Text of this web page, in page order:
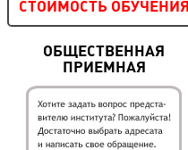
СТОИМОСТЬ ОБУЧЕНИЯ
ОБЩЕСТВЕННАЯ
ПРИЕМНАЯ